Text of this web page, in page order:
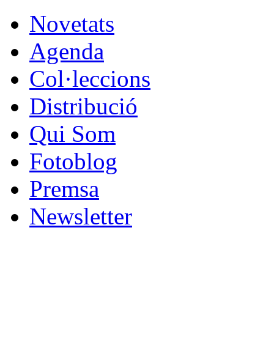
Novetats
Agenda
Col·leccions
Distribució
Qui Som
Fotoblog
Premsa
Newsletter